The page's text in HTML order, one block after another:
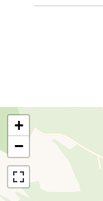
+
−